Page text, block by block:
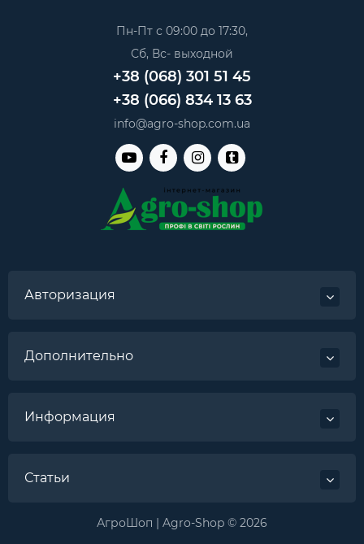
Пн-Пт с 09:00 до 17:30,
Сб, Вс- выходной
+38 (068) 301 51 45
+38 (066) 834 13 63
info@agro-shop.com.ua
Авторизация
Дополнительно
Информация
Статьи
АгроШоп | Agro-Shop © 2026